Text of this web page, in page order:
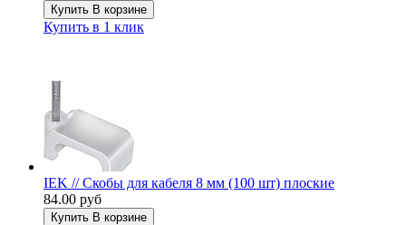
Купить В корзине
Купить в 1 клик
IEK // Скобы для кабеля 8 мм (100 шт) плоские
84.00 руб
Купить В корзине